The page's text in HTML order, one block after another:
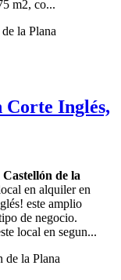
m2, co...
Inglés,
de la
en alquiler en
este amplio
de negocio.
local en segun...